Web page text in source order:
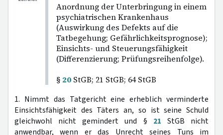
Anordnung der Unterbringung in einem
psychiatrischen Krankenhaus
(Auswirkung des Defekts auf die
Tatbegehung; Gefährlichkeitsprognose);
Einsichts- und Steuerungsfähigkeit
(Differenzierung; Prüfungsreihenfolge).
§ 20 StGB; 21 StGB; 64 StGB
1. Nimmt das Tatgericht eine erheblich verminderte
Einsichtsfähigkeit des Täters an, so ist seine Schuld
gleichwohl nicht gemindert und § 21 StGB nicht
anwendbar, wenn er das Unrecht seines Tuns im